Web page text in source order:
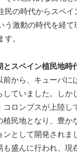
民の時代からスペイ
う激動の時代を経て
。
とスペイン植民地時
前から、キューバに
していました。しか
コロンブスが上陸し
植民地となり、豊か
ンとして開発されま
も盛んに行われ、現